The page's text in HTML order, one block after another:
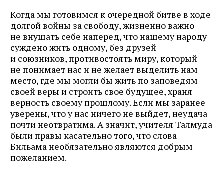
Когда мы готовимся к очередной битве в ходе
долгой войны за свободу, жизненно важно
не внушать себе наперед, что нашему народу
суждено жить одному, без друзей
и союзников, противостоять миру, который
не понимает нас и не желает выделить нам
место, где мы могли бы жить по заповедям
своей веры и строить свое будущее, храня
верность своему прошлому. Если мы заранее
уверены, что у нас ничего не выйдет, неудача
почти неотвратима. А значит, учителя Талмуда
были правы касательно того, что слова
Бильама необязательно являются добрым
пожеланием.